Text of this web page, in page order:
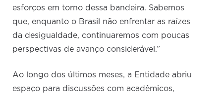
esforços em torno dessa bandeira. Sabemos
que, enquanto o Brasil não enfrentar as raízes
da desigualdade, continuaremos com poucas
perspectivas de avanço considerável.”
Ao longo dos últimos meses, a Entidade abriu
espaço para discussões com acadêmicos,